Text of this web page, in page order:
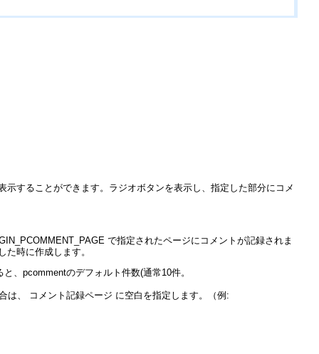
することができます。ラジオボタンを表示し、指定した部分にコメ
で指定されたページにコメントが記録されま
時に作成します。
、pcommentのデフォルト件数(通常10件。
は、 コメント記録ページ に空白を指定します。（例: